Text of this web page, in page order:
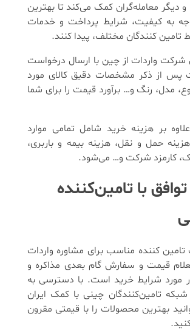
و دیگر معامله‌گران کمک می‌کند تا بهترین
به کیفیت، شرایط پرداخت و خدمات
تامین کنندگان مختلف، پیدا کنند.
شرکت واردات از چین با ارسال درخواست
پس از ذکر مشخصات دقیق کالای مورد
مدل، رنگ و… برآورد قیمت را برای شما
بر هزینه خرید شامل تمامی موارد
حمل و نقل، هزینه بیمه و باربری،
کارمزد شرکت و… می‌شود.
با تامین‌کننده
کننده مناسب برای مشاوره واردات
قیمت و سفارش گام بعدی مذاکره و
مورد شرایط خرید است. با دسترسی به
تامین‌کنندگان چینی با کمک ایران
بهترین محصولات را با قیمتی مقرون